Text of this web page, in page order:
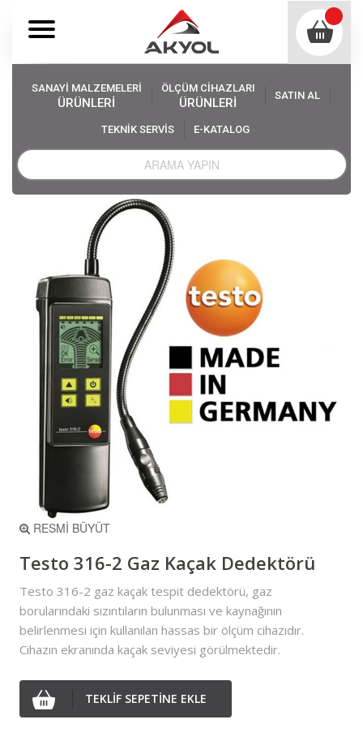
SANAYİ MALZEMELERİ
ÜRÜNLERİ
ÖLÇÜM CİHAZLARI
ÜRÜNLERİ
SATIN AL
TEKNİK SERVİS E-KATALOG
Akyol Ölçüm Cihazları
Gaz Kaçak Dedektörleri
Yanıcı Gazlar İçin Dedektörler
Testo 316-2 Gaz Kaçak Dedektörü
RESMİ BÜYÜT
Testo 316-2 Gaz Kaçak Dedektörü
Testo 316-2 gaz kaçak tespit dedektörü, gaz
borularındaki sızıntıların bulunması ve kaynağının
belirlenmesi için kullanılan hassas bir ölçüm cihazıdır.
Cihazın ekranında kaçak seviyesi görülmektedir.
TEKLİF SEPETİNE EKLE